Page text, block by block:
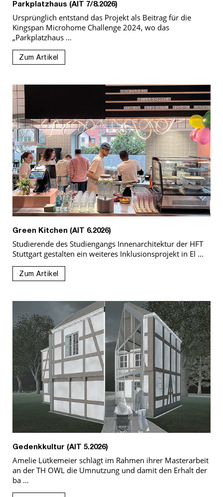
Parkplatzhaus (AIT 7/8.2026)
Ursprünglich entstand das Projekt als Beitrag für die
Kingspan Microhome Challenge 2024, wo das
„Parkplatzhaus …
Zum Artikel
Green Kitchen (AIT 6.2026)
Studierende des Studiengangs Innenarchitektur der HFT
Stuttgart gestalten ein weiteres Inklusionsprojekt in El …
Zum Artikel
Gedenkkultur (AIT 5.2026)
Amelie Lütkemeier schlägt im Rahmen ihrer Masterarbeit
an der TH OWL die Umnutzung und damit den Erhalt der
ba …